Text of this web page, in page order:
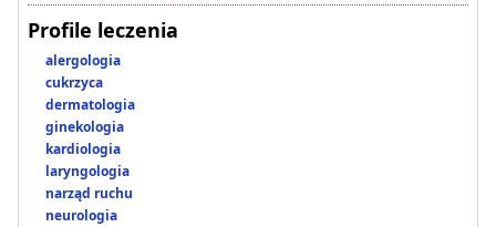
Profile leczenia
alergologia
cukrzyca
dermatologia
ginekologia
kardiologia
laryngologia
narząd ruchu
neurologia